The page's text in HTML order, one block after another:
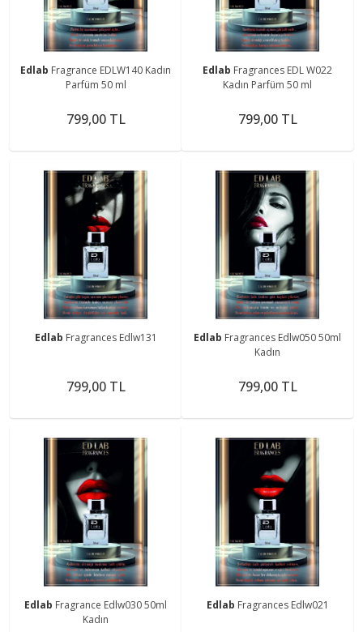
Edlab Fragrance EDLW140 Kadın
Parfüm 50 ml
799,00 TL
Edlab Fragrances EDL W022
Kadın Parfüm 50 ml
799,00 TL
Edlab Fragrances Edlw131
799,00 TL
Edlab Fragrances Edlw050 50ml
Kadın
799,00 TL
Edlab Fragrance Edlw030 50ml
Kadın
Edlab Fragrances Edlw021